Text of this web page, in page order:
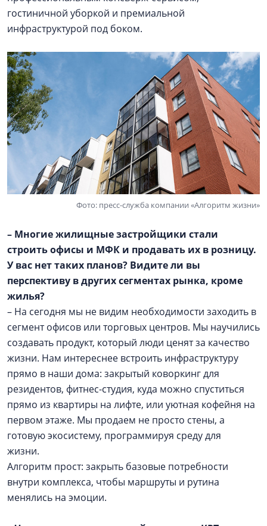
гостиничной уборкой и премиальной
инфраструктурой под боком.
Фото: пресс-служба компании «Алгоритм жизни»
– Многие жилищные застройщики стали
строить офисы и МФК и продавать их в розницу.
У вас нет таких планов? Видите ли вы
перспективу в других сегментах рынка, кроме
жилья?
– На сегодня мы не видим необходимости заходить в
сегмент офисов или торговых центров. Мы научились
создавать продукт, который люди ценят за качество
жизни. Нам интереснее встроить инфраструктуру
прямо в наши дома: закрытый коворкинг для
резидентов, фитнес-студия, куда можно спуститься
прямо из квартиры на лифте, или уютная кофейня на
первом этаже. Мы продаем не просто стены, а
готовую экосистему, программируя среду для
жизни.
Алгоритм прост: закрыть базовые потребности
внутри комплекса, чтобы маршруты и рутина
менялись на эмоции.